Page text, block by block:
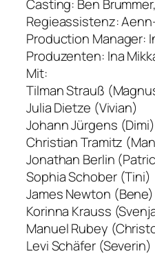
Casting: Ben
Regieassistenz:
Production Manager:
Produzenten: Ina
Mit:
Tilman Strauß
Julia Dietze (Vivian)
Johann Jürgens (Dimi)
Christian Tramitz
Jonathan Berlin
Sophia Schober (Tini)
James Newton (Bene)
Korinna Krauss
Manuel Rubey
Levi Schäfer (Severin)